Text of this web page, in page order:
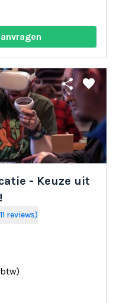
share favorite
- Keuze uit
10 (11 reviews)